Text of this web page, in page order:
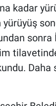
kadar
yürüyüş
sonra
Daha